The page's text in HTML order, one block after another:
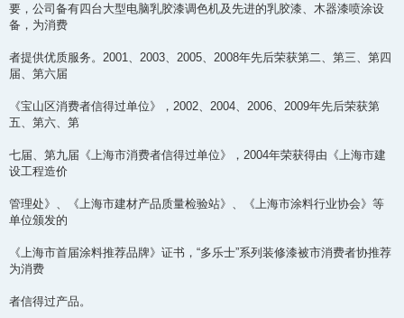
要，公司备有四台大型电脑乳胶漆调色机及先进的乳胶漆、木器漆喷涂设
备，为消费
者提供优质服务。2001、2003、2005、2008年先后荣获第二、第三、第四
届、第六届
《宝山区消费者信得过单位》，2002、2004、2006、2009年先后荣获第
五、第六、第
七届、第九届《上海市消费者信得过单位》，2004年荣获得由《上海市建
设工程造价
管理处》、《上海市建材产品质量检验站》、《上海市涂料行业协会》等
单位颁发的
《上海市首届涂料推荐品牌》证书，“多乐士”系列装修漆被市消费者协推荐
为消费
者信得过产品。